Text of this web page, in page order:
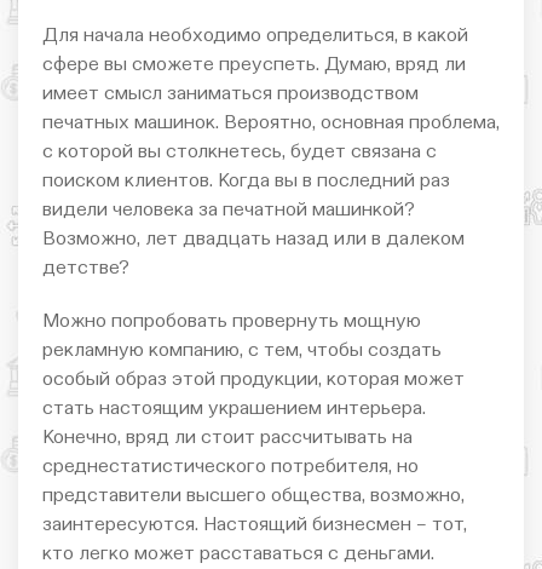
Для начала необходимо определиться, в какой
сфере вы сможете преуспеть. Думаю, вряд ли
имеет смысл заниматься производством
печатных машинок. Вероятно, основная проблема,
с которой вы столкнетесь, будет связана с
поиском клиентов. Когда вы в последний раз
видели человека за печатной машинкой?
Возможно, лет двадцать назад или в далеком
детстве?
Можно попробовать провернуть мощную
рекламную компанию, с тем, чтобы создать
особый образ этой продукции, которая может
стать настоящим украшением интерьера.
Конечно, вряд ли стоит рассчитывать на
среднестатистического потребителя, но
представители высшего общества, возможно,
заинтересуются. Настоящий бизнесмен – тот,
кто легко может расставаться с деньгами.